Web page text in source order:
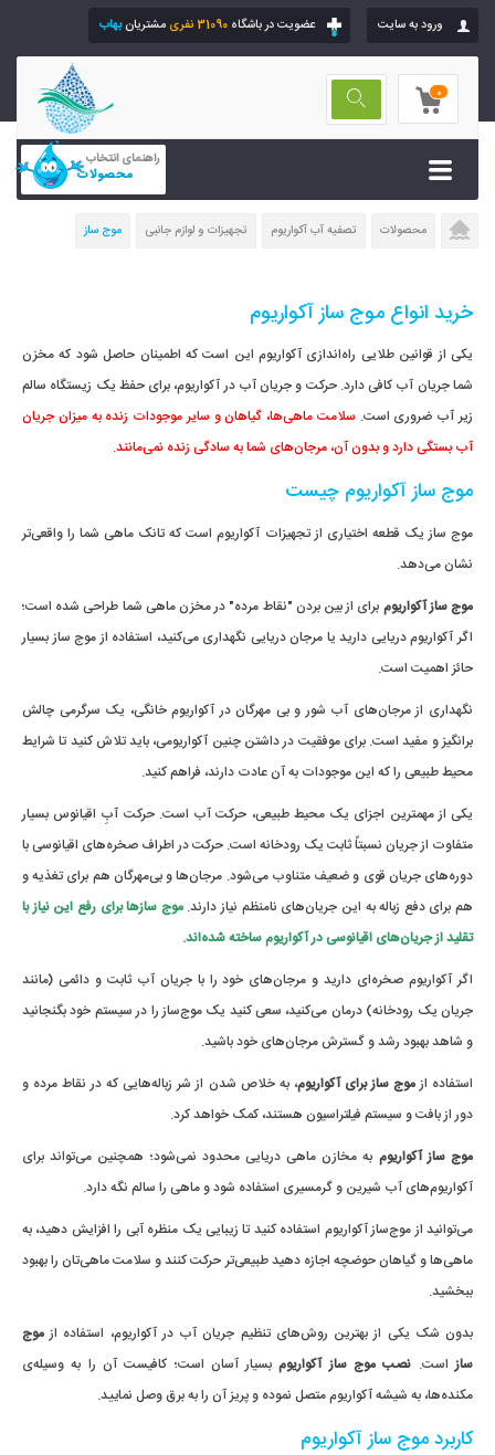
ورود به سایت عضویت در باشگاه 31090 نفری مشتریانبهاب
0
راهنمای انتخاب
محصولات
محصولات تصفیه آب آکواریوم تجهیزات و لوازم جانبی موج ساز
خرید انواع موج ساز آکواریوم
یکی از قوانین طلایی راه‌اندازی آکواریوم این است که اطمینان حاصل شود که مخزن
شما جریان آب کافی دارد. حرکت و جریان آب در آکواریوم، برای حفظ یک زیستگاه سالم
زیر آب ضروری است. سلامت ماهی‌ها، گیاهان و سایر موجودات زنده به میزان جریان
آب بستگی دارد و بدون آن، مرجان‌های شما به سادگی زنده نمی‌مانند.
موج ساز آکواریوم چیست
موج ساز یک قطعه اختیاری از تجهیزات آکواریوم است که تانک ماهی شما را واقعی‌تر
نشان می‌دهد.
موج ساز آکواریوم برای از بین بردن "نقاط مرده" در مخزن ماهی شما طراحی شده است؛
اگر آکواریوم دریایی دارید یا مرجان دریایی نگهداری می‌کنید، استفاده از موج ساز بسیار
حائز اهمیت است.
نگهداری از مرجان‌های آب شور و بی مهرگان در آکواریوم خانگی، یک سرگرمی چالش
برانگیز و مفید است. برای موفقیت در داشتن چنین آکواریومی، باید تلاش کنید تا شرایط
محیط طبیعی را که این موجودات به آن عادت دارند، فراهم کنید.
یکی از مهمترین اجزای یک محیط طبیعی، حرکت آب است. حرکت آبِ اقیانوس بسیار
متفاوت از جریان نسبتاً ثابت یک رودخانه است. حرکت در اطراف صخره‌های اقیانوسی با
دوره‌های جریان قوی و ضعیف متناوب می‌شود. مرجان‌ها و بی‌مهرگان هم برای تغذیه و
هم برای دفع زباله به این جریان‌های نامنظم نیاز دارند. موج سازها برای رفع این نیاز با
تقلید از جریان‌های اقیانوسی در آکواریوم ساخته شده‌اند.
اگر آکواریوم صخره‌ای دارید و مرجان‌های خود را با جریان آب ثابت و دائمی (مانند
جریان یک رودخانه) درمان می‌کنید، سعی کنید یک موج‌ساز را در سیستم خود بگنجانید
و شاهد بهبود رشد و گسترش مرجان‌های خود باشید.
استفاده ازموج ساز برای آکواریوم، به خلاص شدن از شر زباله‌هایی که در نقاط مرده و
دور از بافت و سیستم فیلتراسیون هستند، کمک خواهد کرد.
موج ساز آکواریوم به مخازن ماهی دریایی محدود نمی‌شود؛ همچنین می‌تواند برای
آکواریوم‌های آب شیرین و گرمسیری استفاده شود و ماهی را سالم نگه دارد.
می‌توانید از موج‌ساز آکواریوم استفاده کنید تا زیبایی یک منظره آبی را افزایش دهید، به
ماهی‌ها و گیاهان حوضچه اجازه دهید طبیعی‌تر حرکت کنند و سلامت ماهی‌تان را بهبود
ببخشید.
بدون شک یکی از بهترین روش‌های تنظیم جریان آب در آکواریوم، استفاده از موج
سازاست. نصب موج ساز آکواریومبسیار آسان است؛ کافیست آن را به وسیله‌ی
مکنده‌ها، به شیشه آکواریوم متصل نموده و پریز آن را به برق وصل نمایید.
کاربرد موج ساز آکواریوم